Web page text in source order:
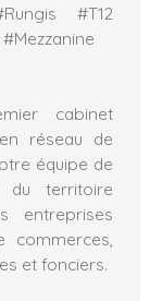
#T12
cabinet
réseau de
équipe de
territoire
entreprises
commerces,
et fonciers.